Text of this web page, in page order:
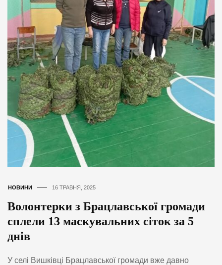
НОВИНИ 16 ТРАВНЯ, 2025
Волонтерки з Брацлавської громади
сплели 13 маскувальних сіток за 5
днів
У селі Вишківці Брацлавської громади вже давно